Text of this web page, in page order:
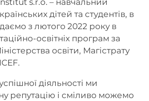
s.r.o. – навчальний
дітей та студентів, в
з лютого 2022 року в
освітніх програм за
освіти, Магістрату
діяльності ми
репутацію і сміливо можемо